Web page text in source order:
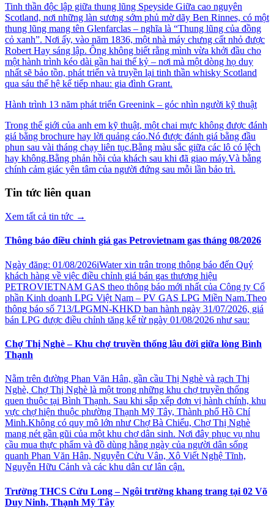
Tinh thần độc lập giữa thung lũng Speyside Giữa cao nguyên
Scotland, nơi những làn sương sớm phủ mờ dãy Ben Rinnes, có một
thung lũng mang tên Glenfarclas – nghĩa là “Thung lũng của đồng
cỏ xanh”. Nơi ấy, vào năm 1836, một nhà máy chưng cất nhỏ được
Robert Hay sáng lập. Ông không biết rằng mình vừa khởi đầu cho
một hành trình kéo dài gần hai thế kỷ – nơi mà một dòng họ duy
nhất sẽ bảo tồn, phát triển và truyền lại tinh thần whisky Scotland
qua sáu thế hệ kế tiếp nhau: gia đình Grant.
Hành trình 13 năm phát triển Greenink – góc nhìn người kỹ thuật
Trong thế giới của anh em kỹ thuật, một chai mực không được đánh
giá bằng brochure hay lời quảng cáo.Nó được đánh giá bằng đầu
phun sau vài tháng chạy liên tục.Bằng màu sắc giữa các lô có lệch
hay không.Bằng phản hồi của khách sau khi đã giao máy.Và bằng
chính cảm giác yên tâm của người đứng sau mỗi lần bảo trì.
Tin tức liên quan
Xem tất cả tin tức →
Thông báo điều chỉnh giá gas Petrovietnam gas tháng 08/2026
Ngày đăng: 01/08/2026iWater xin trân trọng thông báo đến Quý
khách hàng về việc điều chỉnh giá bán gas thương hiệu
PETROVIETNAM GAS theo thông báo mới nhất của Công ty Cổ
phần Kinh doanh LPG Việt Nam – PV GAS LPG Miền Nam.Theo
thông báo số 713/LPGMN-KHKD ban hành ngày 31/07/2026, giá
bán LPG được điều chỉnh tăng kể từ ngày 01/08/2026 như sau:
Chợ Thị Nghè – Khu chợ truyền thống lâu đời giữa lòng Bình
Thạnh
Nằm trên đường Phan Văn Hân, gần cầu Thị Nghè và rạch Thị
Nghè, Chợ Thị Nghè là một trong những khu chợ truyền thống
quen thuộc tại Bình Thạnh. Sau khi sắp xếp đơn vị hành chính, khu
vực chợ hiện thuộc phường Thạnh Mỹ Tây, Thành phố Hồ Chí
Minh.Không có quy mô lớn như Chợ Bà Chiểu, Chợ Thị Nghè
mang nét gần gũi của một khu chợ dân sinh. Nơi đây phục vụ nhu
cầu mua thực phẩm và đồ dùng hằng ngày của người dân sống
quanh Phan Văn Hân, Nguyễn Cửu Vân, Xô Viết Nghệ Tĩnh,
Nguyễn Hữu Cảnh và các khu dân cư lân cận.
Trường THCS Cửu Long – Ngôi trường khang trang tại 02 Võ
Duy Ninh, Thạnh Mỹ Tây